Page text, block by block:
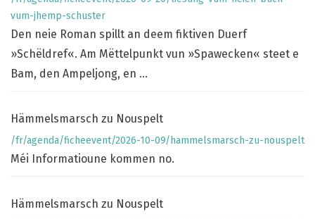
vum-jhemp-schuster
Den neie Roman spillt an deem fiktiven Duerf
»Schëldref«. Am Mëttelpunkt vun »Spawecken« steet e
Bam, den Ampeljong, en ...
Hämmelsmarsch zu Nouspelt
/fr/agenda/ficheevent/2026-10-09/hammelsmarsch-zu-nouspelt
Méi Informatioune kommen no.
Hämmelsmarsch zu Nouspelt